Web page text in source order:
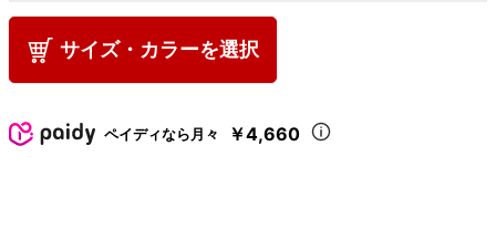
サイズ・カラーを選択
ペイディなら月々 ￥4,660